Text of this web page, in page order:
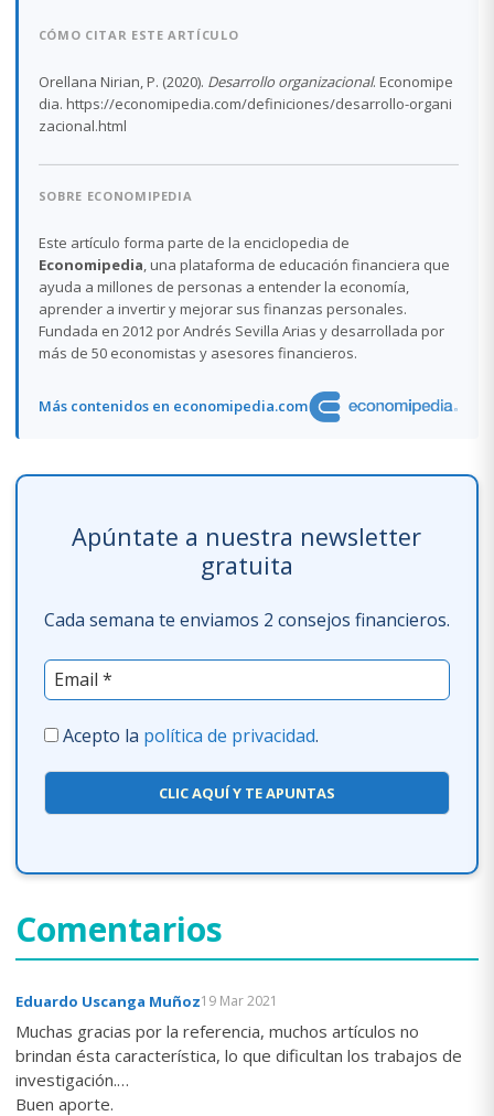
CÓMO CITAR ESTE ARTÍCULO
Orellana Nirian, P. (2020). Desarrollo organizacional. Economipe
dia. https://economipedia.com/definiciones/desarrollo-organi
zacional.html
SOBRE ECONOMIPEDIA
Este artículo forma parte de la enciclopedia de
Economipedia , una plataforma de educación financiera que
ayuda a millones de personas a entender la economía,
aprender a invertir y mejorar sus finanzas personales.
Fundada en 2012 por Andrés Sevilla Arias y desarrollada por
más de 50 economistas y asesores financieros.
Más contenidos en economipedia.com
Apúntate a nuestra newsletter
gratuita
Cada semana te enviamos 2 consejos financieros.
Acepto la política de privacidad.
CLIC AQUÍ Y TE APUNTAS
Comentarios
Eduardo Uscanga Muñoz19 Mar 2021
Muchas gracias por la referencia, muchos artículos no
brindan ésta característica, lo que dificultan los trabajos de
investigación.
Buen aporte.